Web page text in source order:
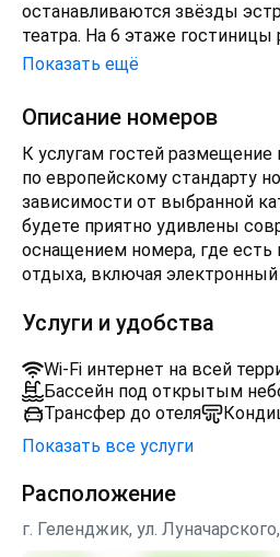
останавливаются звёзды
театра. На 6 этаже гостиницы
гриль бар и летняя терраса с
ходьбы от отеля находится
Геленджикский дельфинарий.
доступности детская
"Калифорния" - отель
высококачественным
Показать ещё
Описание номеров
К услугам гостей
по европейскому стандарту
зависимости от выбранной
будете приятно удивлены
оснащением номера, где есть
отдыха, включая
Услуги и удобства
Wi-Fi интернет на всей
Бассейн под открытым
Трансфер до отеля
Показать все услуги
Расположение
г. Геленджик, ул.